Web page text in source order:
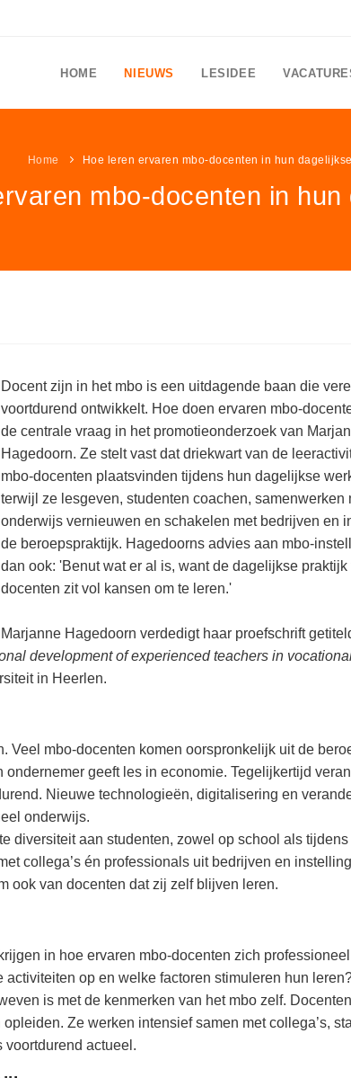
HOME NIEUWS LESIDEE
Home Hoe leren ervaren mbo-docenten in hun
mbo-docenten in
Docent zijn in het mbo is een uitdagende baan die
voortdurend ontwikkelt. Hoe doen ervaren mbo-
de centrale vraag in het promotieonderzoek van
Hagedoorn. Ze stelt vast dat driekwart van de
mbo-docenten plaatsvinden tijdens hun dagelijkse
terwijl ze lesgeven, studenten coachen, samenwerken
onderwijs vernieuwen en schakelen met bedrijven en
de beroepspraktijk. Hagedoorns advies aan mbo-
dan ook: 'Benut wat er al is, want de dagelijkse praktijk
docenten zit vol kansen om te leren.'
Marjanne Hagedoorn verdedigt haar proefschrift
development of experienced teachers in
in Heerlen.
Veel mbo-docenten komen oorspronkelijk uit de
geeft les in economie. Tegelijkertijd
Nieuwe technologieën, digitalisering en
onderwijs.
diversiteit aan studenten, zowel op school als
collega’s én professionals uit bedrijven en
ook van docenten dat zij zelf blijven leren.
in hoe ervaren mbo-docenten zich
op en welke factoren stimuleren hun
is met de kenmerken van het mbo zelf.
Ze werken intensief samen met collega’s,
actueel.